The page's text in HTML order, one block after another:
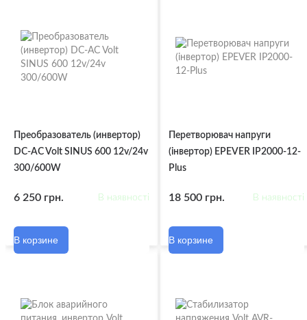
Преобразователь (инвертор)
DC-AC Volt SINUS 600 12v/24v
300/600W
6 250 грн. В наявності
В корзине
Перетворювач напруги
(інвертор) EPEVER IP2000-12-
Plus
18 500 грн. В наявності
В корзине